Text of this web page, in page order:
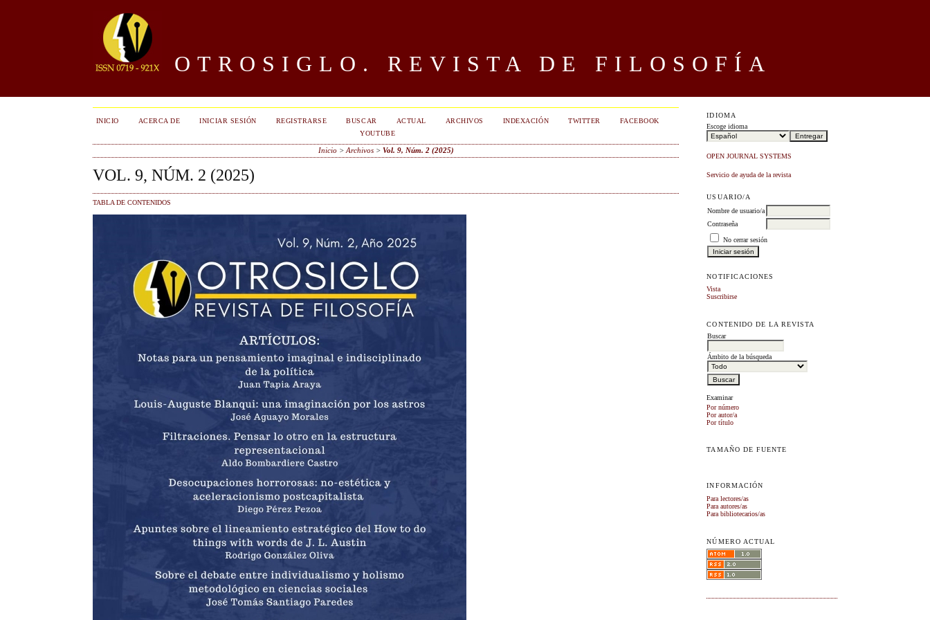
OTROSIGLO. REVISTA DE FILOSOFÍA
IDIOMA
Escoge idioma
OPEN JOURNAL SYSTEMS
Servicio de ayuda de la revista
USUARIO/A
Nombre de usuario/a
Contraseña
No cerrar sesión
NOTIFICACIONES
Vista
Suscribirse
CONTENIDO DE LA REVISTA
Buscar
Ámbito de la búsqueda
Examinar
Por número
Por autor/a
Por título
TAMAÑO DE FUENTE
INFORMACIÓN
Para lectores/as
Para autores/as
Para bibliotecarios/as
NÚMERO ACTUAL
INICIO ACERCA DE INICIAR SESIÓN REGISTRARSE BUSCAR ACTUAL ARCHIVOS INDEXACIÓN TWITTER
FACEBOOK
YOUTUBE
Inicio> Archivos> Vol. 9, Núm. 2 (2025)
VOL. 9, NÚM. 2 (2025)
TABLA DE CONTENIDOS